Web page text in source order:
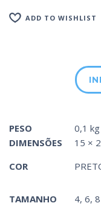
ADD TO WISHLIST
PESO
0,1 kg
DIMENSÕES
15 ×
COR
TAMANHO 4, 6, 8